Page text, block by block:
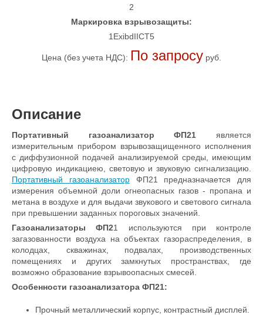
2
Маркировка взрывозащиты:
1ExibdIICT5
Цена (без учета НДС): По запросу руб.
Описание
Портативный газоанализатор ФП21 является
измерительным прибором взрывозащищенного исполнения
с диффузионной подачей анализируемой среды, имеющим
цифровую индикациею, световую и звуковую сигнализацию.
Портативный газоанализаторФП21 предназначается для
измерения объемной доли огнеопасных газов - пропана и
метана в воздухе и для выдачи звукового и светового сигнала
при превышении заданных пороговых значений.
Газоанализаторы ФП21 используются при контроле
загазованности воздуха на объектах газораспределения, в
колодцах, скважинах, подвалах, производственных
помещениях и других замкнутых пространствах, где
возможно образование взрывоопасных смесей.
Особенности газоанализатора ФП21:
Прочный металлический корпус, контрастный дисплей.